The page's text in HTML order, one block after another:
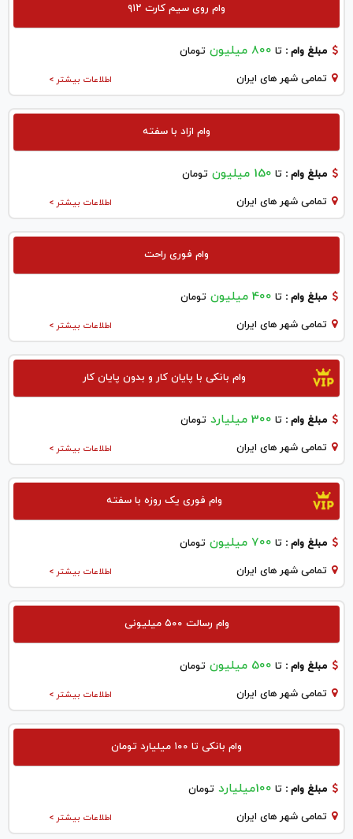
وام روی سیم کارت ۹۱۲
مبلغ وام : تا 800 میلیون تومان
اطلاعات بیشتر > تمامی شهر های ایران
وام ازاد با سفته
مبلغ وام : تا 150 میلیون تومان
اطلاعات بیشتر > تمامی شهر های ایران
وام فوری راحت
مبلغ وام : تا 400 میلیون تومان
اطلاعات بیشتر > تمامی شهر های ایران
وام بانکی با پایان کار و بدون پایان کار
مبلغ وام : تا 300 میلیارد تومان
اطلاعات بیشتر > تمامی شهر های ایران
وام فوری یک روزه با سفته
مبلغ وام : تا 700 میلیون تومان
اطلاعات بیشتر > تمامی شهر های ایران
وام رسالت ۵۰۰ میلیونی
مبلغ وام : تا 500 میلیون تومان
اطلاعات بیشتر > تمامی شهر های ایران
وام بانکی تا ۱۰۰ میلیارد تومان
مبلغ وام : تا 100میلیارد تومان
اطلاعات بیشتر > تمامی شهر های ایران